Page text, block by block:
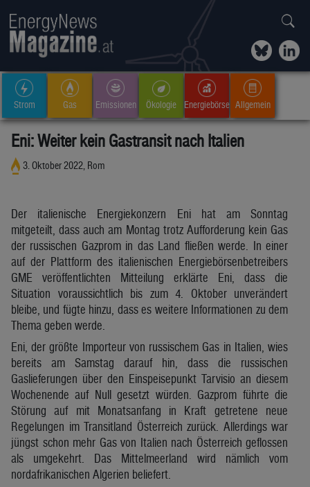
Strom Gas Emissionen Ökologie Energiebörse Allgemein
Eni: Weiter kein Gastransit nach Italien
3. Oktober 2022, Rom
Der italienische Energiekonzern Eni hat am Sonntag
mitgeteilt, dass auch am Montag trotz Aufforderung kein Gas
der russischen Gazprom in das Land fließen werde. In einer
auf der Plattform des italienischen Energiebörsenbetreibers
GME veröffentlichten Mitteilung erklärte Eni, dass die
Situation voraussichtlich bis zum 4. Oktober unverändert
bleibe, und fügte hinzu, dass es weitere Informationen zu dem
Thema geben werde.
Eni, der größte Importeur von russischem Gas in Italien, wies
bereits am Samstag darauf hin, dass die russischen
Gaslieferungen über den Einspeisepunkt Tarvisio an diesem
Wochenende auf Null gesetzt würden. Gazprom führte die
Störung auf mit Monatsanfang in Kraft getretene neue
Regelungen im Transitland Österreich zurück. Allerdings war
jüngst schon mehr Gas von Italien nach Österreich geflossen
als umgekehrt. Das Mittelmeerland wird nämlich vom
nordafrikanischen Algerien beliefert.